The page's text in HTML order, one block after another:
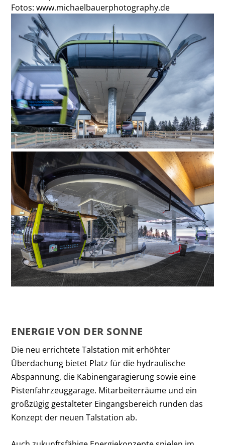
Fotos: www.michaelbauerphotography.de
ENERGIE VON DER SONNE
Die neu errichtete Talstation mit erhöhter
Überdachung bietet Platz für die hydraulische
Abspannung, die Kabinengaragierung sowie eine
Pistenfahrzeuggarage. Mitarbeiterräume und ein
großzügig gestalteter Eingangsbereich runden das
Konzept der neuen Talstation ab.